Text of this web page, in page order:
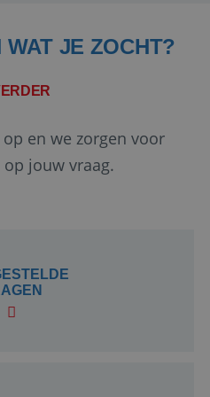
WAT JE ZOCHT?
en we zorgen voor
jouw vraag.
Corporation
.linkedin.com
Privacy Policy